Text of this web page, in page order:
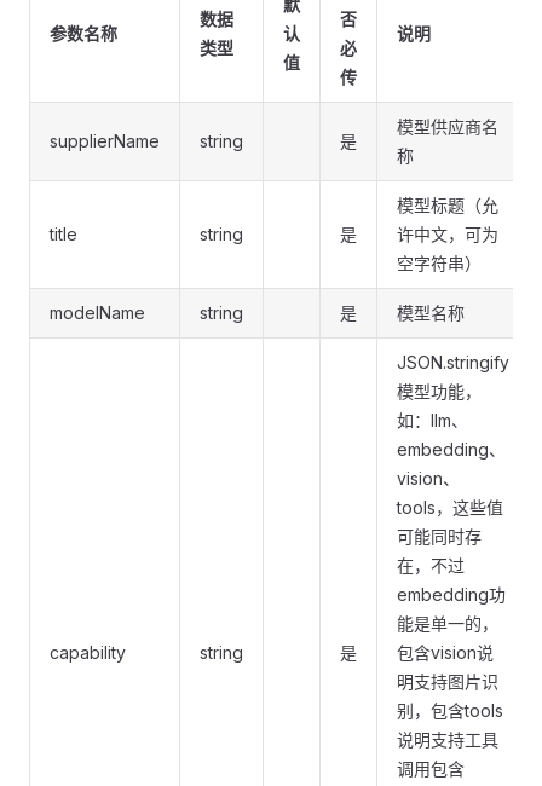
参数名称
数据
类型
默
认
值
否
必
传
说明
supplierName string 是
模型供应商名
称
title string 是
模型标题（允
许中文，可为
空字符串）
modelName string 是 模型名称
capability string 是
JSON.stringify
模型功能，
如：llm、
embedding、
vision、
tools，这些值
可能同时存
在，不过
embedding功
能是单一的，
包含vision说
明支持图片识
别，包含tools
说明支持工具
调用包含